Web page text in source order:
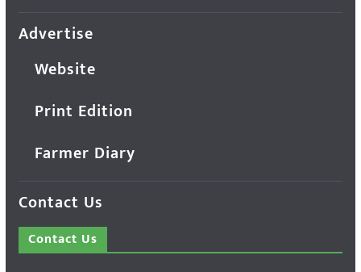
Advertise
Website
Print Edition
Farmer Diary
Contact Us
Contact Us